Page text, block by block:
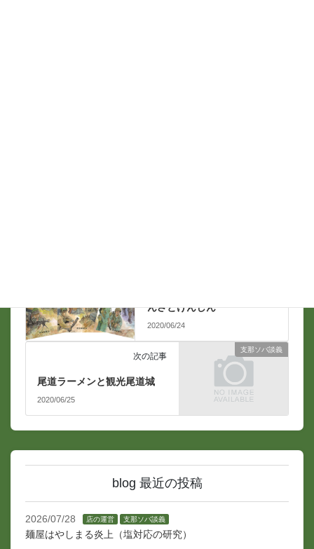
んざとけんしん
2020/06/24
支那ソバ談義
次の記事
尾道ラーメンと観光尾道城
2020/06/25
blog 最近の投稿
2026/07/28 店の運営 支那ソバ談義
麺屋はやしまる炎上（塩対応の研究）